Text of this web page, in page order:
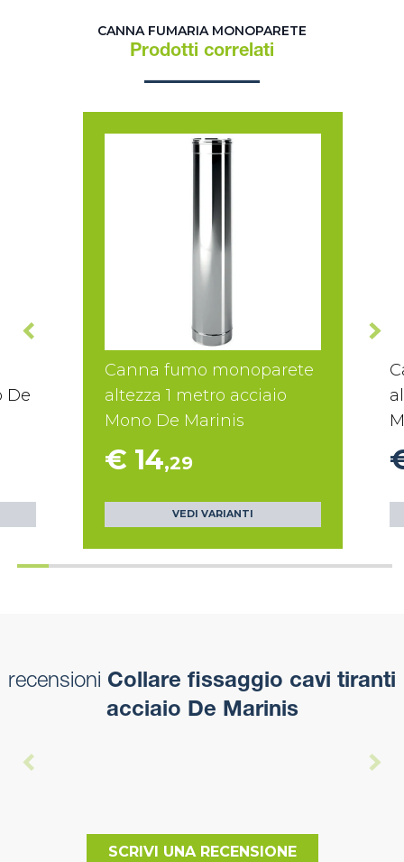
CANNA FUMARIA MONOPARETE
Prodotti correlati
De
Canna fumo monoparete
altezza 1 metro acciaio
Mono De Marinis
€ 14,29
VEDI VARIANTI
recensioni Collare fissaggio cavi tiranti
acciaio De Marinis
SCRIVI UNA RECENSIONE